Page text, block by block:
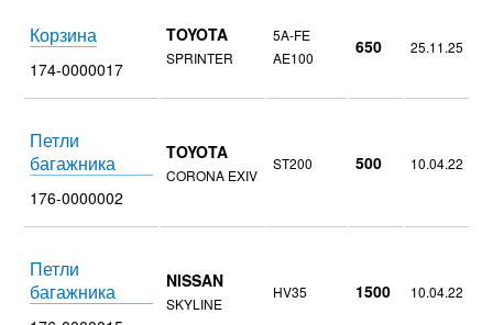
Корзина
174-0000017
TOYOTA
SPRINTER
5A-FE
AE100
650 25.11.25
Петли
багажника
176-0000002
TOYOTA
CORONA EXIV
ST200 500 10.04.22
Петли
багажника
NISSAN
SKYLINE
HV35 1500 10.04.22